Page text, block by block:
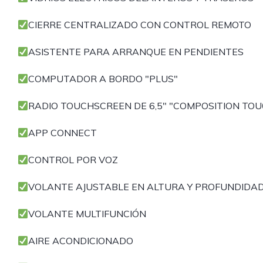
CIERRE CENTRALIZADO CON CONTROL REMOTO
ASISTENTE PARA ARRANQUE EN PENDIENTES
COMPUTADOR A BORDO "PLUS"
RADIO TOUCHSCREEN DE 6,5" "COMPOSITION
APP CONNECT
CONTROL POR VOZ
VOLANTE AJUSTABLE EN ALTURA Y
VOLANTE MULTIFUNCIÓN
AIRE ACONDICIONADO